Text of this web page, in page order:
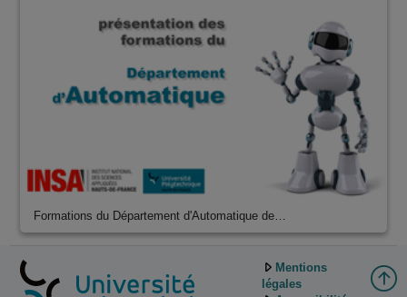
Formations du Département d'Automatique de…
Mentions
légales